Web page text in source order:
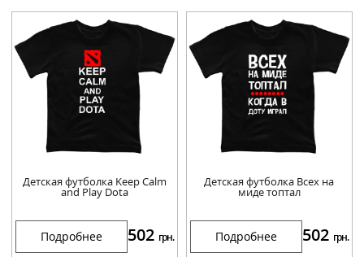
Детская футболка Keep Calm
and Play Dota
Подробнее 502 грн.
Детская футболка Всех на
миде топтал
Подробнее 502 грн.